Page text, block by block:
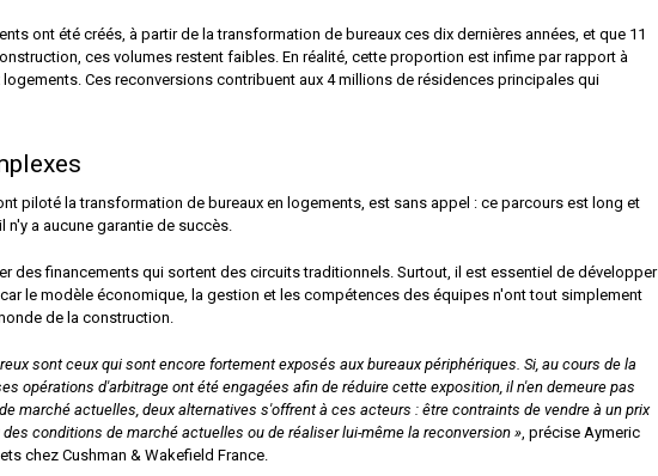
ont été créés, à partir de la transformation de bureaux ces dix dernières années, et que 11
ces volumes restent faibles. En réalité, cette proportion est infime par rapport à
Ces reconversions contribuent aux 4 millions de résidences principales qui
piloté la transformation de bureaux en logements, est sans appel : ce parcours est long et
a aucune garantie de succès.
des financements qui sortent des circuits traditionnels. Surtout, il est essentiel de développer
le modèle économique, la gestion et les compétences des équipes n'ont tout simplement
de la construction.
sont ceux qui sont encore fortement exposés aux bureaux périphériques. Si, au cours de la
opérations d'arbitrage ont été engagées afin de réduire cette exposition, il n'en demeure pas
marché actuelles, deux alternatives s'offrent à ces acteurs : être contraints de vendre à un prix
conditions de marché actuelles ou de réaliser lui-même la reconversion », précise Aymeric
chez Cushman & Wakefield France.